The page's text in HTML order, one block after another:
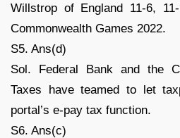
Willstrop of England 11-6,
Commonwealth Games 2022.
S5. Ans(d)
Sol. Federal Bank and the
Taxes have teamed to let
portal’s e-pay tax function.
S6. Ans(c)